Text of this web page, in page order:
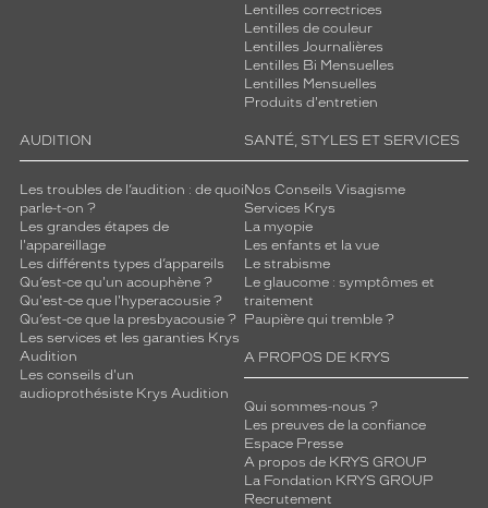
Lentilles correctrices
Lentilles de couleur
Lentilles Journalières
Lentilles Bi Mensuelles
Lentilles Mensuelles
Produits d'entretien
AUDITION
Les troubles de l’audition : de quoi
parle-t-on ?
Les grandes étapes de
l'appareillage
Les différents types d’appareils
Qu’est-ce qu'un acouphène ?
Qu'est-ce que l'hyperacousie ?
Qu’est-ce que la presbyacousie ?
Les services et les garanties Krys
Audition
Les conseils d'un
audioprothésiste Krys Audition
SANTÉ, STYLES ET SERVICES
Nos Conseils Visagisme
Services Krys
La myopie
Les enfants et la vue
Le strabisme
Le glaucome : symptômes et
traitement
Paupière qui tremble ?
A PROPOS DE KRYS
Qui sommes-nous ?
Les preuves de la confiance
Espace Presse
A propos de KRYS GROUP
La Fondation KRYS GROUP
Recrutement